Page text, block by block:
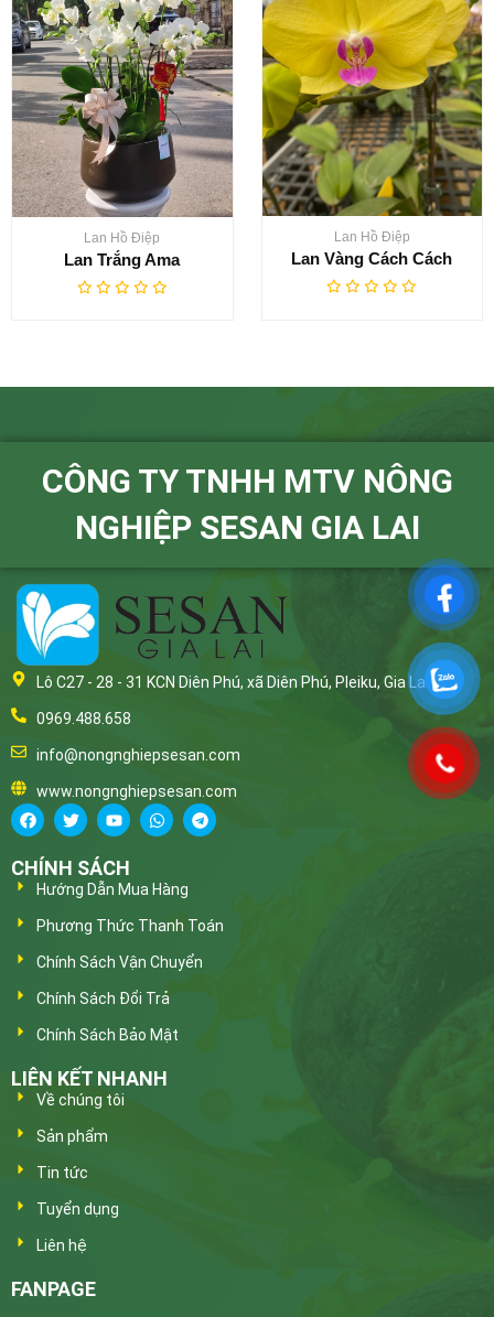
Lan Hồ Điệp
Lan Trắng Ama
Lan Hồ Điệp
Lan Vàng Cách Cách
CÔNG TY TNHH MTV NÔNG
NGHIỆP SESAN GIA LAI
Lô C27 - 28 - 31 KCN Diên Phú, xã Diên Phú, Pleiku, Gia Lai
0969.488.658
info@nongnghiepsesan.com
www.nongnghiepsesan.com
CHÍNH SÁCH
Hướng Dẫn Mua Hàng
Phương Thức Thanh Toán
Chính Sách Vận Chuyển
Chính Sách Đổi Trả
Chính Sách Bảo Mật
LIÊN KẾT NHANH
Về chúng tôi
Sản phẩm
Tin tức
Tuyển dụng
Liên hệ
FANPAGE